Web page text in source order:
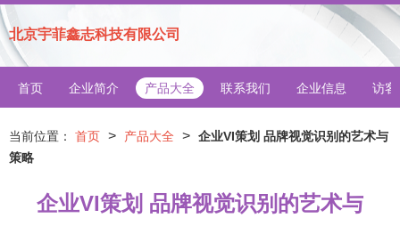
北京宇菲鑫志科技有限公司
首页 企业简介 产品大全 联系我们 企业信息 访客
当前位置： 首页 > 产品大全 > 企业VI策划 品牌视觉识别的艺术与
策略
企业VI策划 品牌视觉识别的艺术与